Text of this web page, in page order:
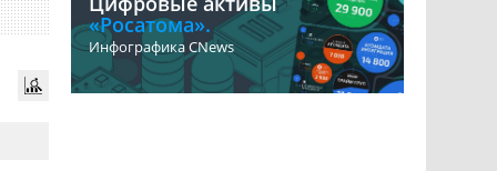
«Росатома».
Инфографика CNews